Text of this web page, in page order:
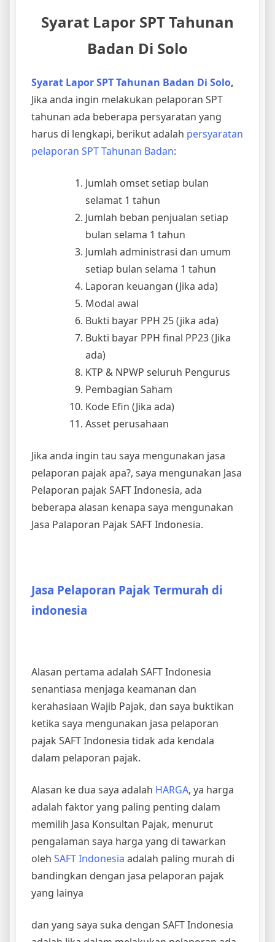
Syarat Lapor SPT Tahunan
Badan Di Solo
Syarat Lapor SPT Tahunan Badan Di Solo,
Jika anda ingin melakukan pelaporan SPT
tahunan ada beberapa persyaratan yang
harus di lengkapi, berikut adalah persyaratan
pelaporan SPT Tahunan Badan:
Jumlah omset setiap bulan
selamat 1 tahun
Jumlah beban penjualan setiap
bulan selama 1 tahun
Jumlah administrasi dan umum
setiap bulan selama 1 tahun
Laporan keuangan (Jika ada)
Modal awal
Bukti bayar PPH 25 (jika ada)
Bukti bayar PPH final PP23 (Jika
ada)
KTP & NPWP seluruh Pengurus
Pembagian Saham
Kode Efin (Jika ada)
Asset perusahaan
Jika anda ingin tau saya mengunakan jasa
pelaporan pajak apa?, saya mengunakan Jasa
Pelaporan pajak SAFT Indonesia, ada
beberapa alasan kenapa saya mengunakan
Jasa Palaporan Pajak SAFT Indonesia.
Jasa Pelaporan Pajak Termurah di
indonesia
Alasan pertama adalah SAFT Indonesia
senantiasa menjaga keamanan dan
kerahasiaan Wajib Pajak, dan saya buktikan
ketika saya mengunakan jasa pelaporan
pajak SAFT Indonesia tidak ada kendala
dalam pelaporan pajak.
Alasan ke dua saya adalah HARGA, ya harga
adalah faktor yang paling penting dalam
memilih Jasa Konsultan Pajak, menurut
pengalaman saya harga yang di tawarkan
oleh SAFT Indonesia adalah paling murah di
bandingkan dengan jasa pelaporan pajak
yang lainya
dan yang saya suka dengan SAFT Indonesia